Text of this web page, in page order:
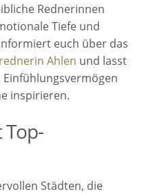
Rednerinnen
Tiefe und
euch über das
Ahlen und lasst
inspirieren.
Städten, die